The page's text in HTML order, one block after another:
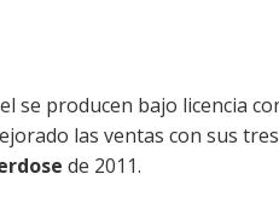
se producen bajo licencia
las ventas con sus
de 2011.